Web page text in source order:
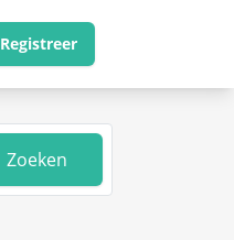
Registreer
Zoeken